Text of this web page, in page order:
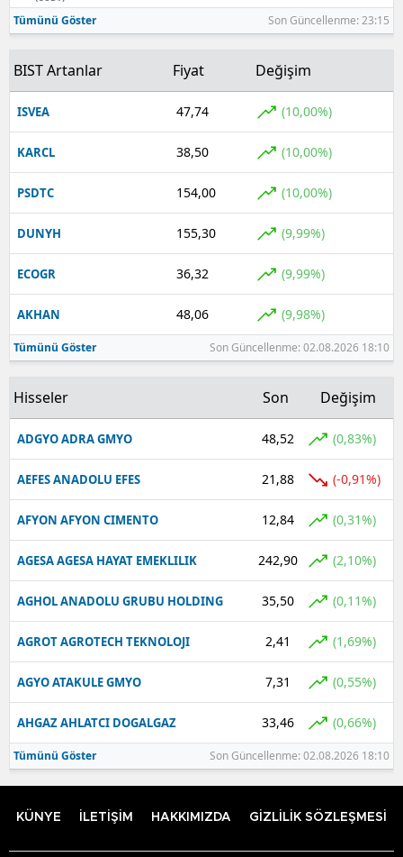
Tümünü Göster Son Güncellenme: 23:15
BIST Artanlar Fiyat Değişim
ISVEA 47,74 (10,00%)
KARCL 38,50 (10,00%)
PSDTC 154,00 (10,00%)
DUNYH 155,30 (9,99%)
ECOGR 36,32 (9,99%)
AKHAN 48,06 (9,98%)
Tümünü Göster Son Güncellenme: 02.08.2026 18:10
Hisseler Son Değişim
ADGYO ADRA GMYO 48,52 (0,83%)
AEFES ANADOLU EFES 21,88 (-0,91%)
AFYON AFYON CIMENTO 12,84 (0,31%)
AGESA AGESA HAYAT EMEKLILIK 242,90 (2,10%)
AGHOL ANADOLU GRUBU HOLDING 35,50 (0,11%)
AGROT AGROTECH TEKNOLOJI 2,41 (1,69%)
AGYO ATAKULE GMYO 7,31 (0,55%)
AHGAZ AHLATCI DOGALGAZ 33,46 (0,66%)
Tümünü Göster Son Güncellenme: 02.08.2026 18:10
KÜNYE İLETİŞİM HAKKIMIZDA GİZLİLİK SÖZLEŞMESİ